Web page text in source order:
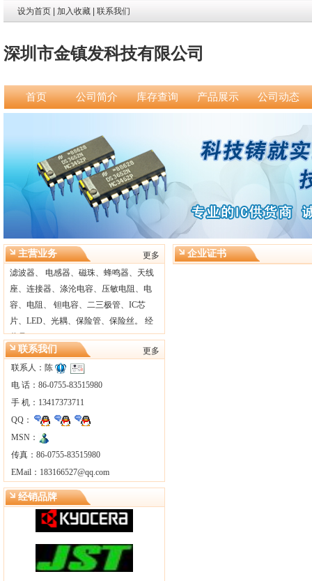
设为首页 加入收藏 联系我们
深圳市金镇发科技有限公司
首页 公司简介 库存查询 产品展示 公司动态
主营业务
更多
滤波器、 电感器、磁珠、蜂鸣器、天线
座、连接器、涤沦电容、压敏电阻、电
容、电阻、 钽电容、二三极管、IC芯
片、LED、光耦、保险管、保险丝。 经
营品…
联系我们
更多
联系人：陈
电 话：86-0755-83515980
手 机：13417373711
QQ：
MSN：
传真：86-0755-83515980
EMail： 183166527@qq.com
经销品牌
企业证书